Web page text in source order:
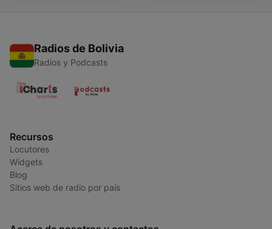
Radios de Bolivia
Radios y Podcasts
Recursos
Locutores
Widgets
Blog
Sitios web de radio por país